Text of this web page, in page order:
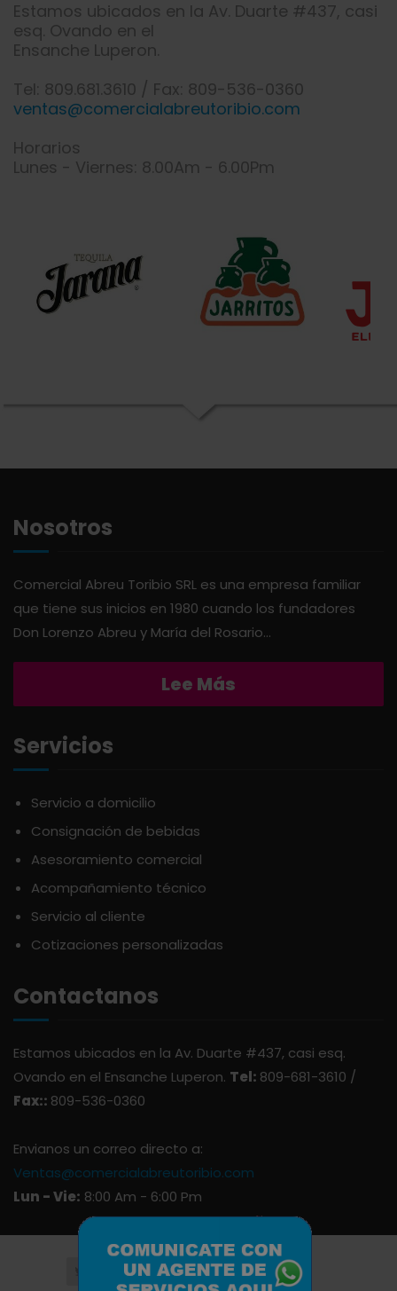
Estamos ubicados en la Av. Duarte #437, casi
esq. Ovando en el
Ensanche Luperon.
Tel: 809.681.3610 / Fax: 809-536-0360
ventas@comercialabreutoribio.com
Horarios
Lunes - Viernes: 8.00Am - 6.00Pm
Nosotros
Comercial Abreu Toribio SRL es una empresa familiar
que tiene sus inicios en 1980 cuando los fundadores
Don Lorenzo Abreu y María del Rosario...
Lee Más
Servicios
Servicio a domicilio
Consignación de bebidas
Asesoramiento comercial
Acompañamiento técnico
Servicio al cliente
Cotizaciones personalizadas
Contactanos
Estamos ubicados en la Av. Duarte #437, casi esq.
Ovando en el Ensanche Luperon. Tel: 809-681-3610 /
Fax:: 809-536-0360
Envianos un correo directo a:
Ventas@comercialabreutoribio.com
Lun - Vie: 8:00 Am - 6:00 Pm